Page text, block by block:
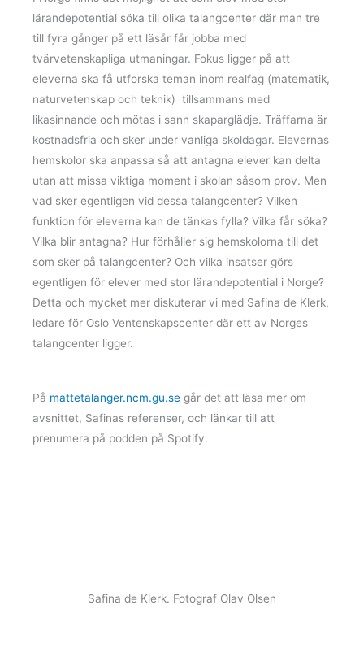
lärandepotential söka till olika talangcenter där man tre
till fyra gånger på ett läsår får jobba med
tvärvetenskapliga utmaningar. Fokus ligger på att
eleverna ska få utforska teman inom realfag (matematik,
naturvetenskap och teknik) tillsammans med
likasinnande och mötas i sann skaparglädje. Träffarna är
kostnadsfria och sker under vanliga skoldagar. Elevernas
hemskolor ska anpassa så att antagna elever kan delta
utan att missa viktiga moment i skolan såsom prov. Men
vad sker egentligen vid dessa talangcenter? Vilken
funktion för eleverna kan de tänkas fylla? Vilka får söka?
Vilka blir antagna? Hur förhåller sig hemskolorna till det
som sker på talangcenter? Och vilka insatser görs
egentligen för elever med stor lärandepotential i Norge?
Detta och mycket mer diskuterar vi med Safina de Klerk,
ledare för Oslo Ventenskapscenter där ett av Norges
talangcenter ligger.
På mattetalanger.ncm.gu.se går det att läsa mer om
avsnittet, Safinas referenser, och länkar till att
prenumera på podden på Spotify.
Safina de Klerk. Fotograf Olav Olsen